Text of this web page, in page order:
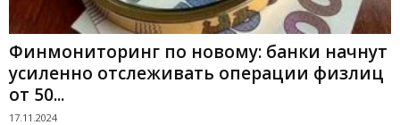
Финмониторинг по новому: банки начнут
усиленно отслеживать операции физлиц
от 50...
17.11.2024